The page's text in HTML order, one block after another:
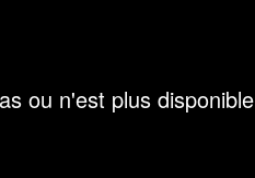
ou n'est plus disponible